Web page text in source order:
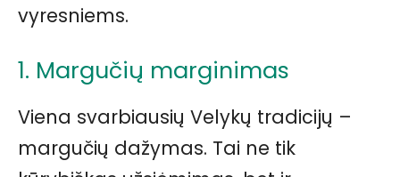
vyresniems.
1. Margučių marginimas
Viena svarbiausių Velykų tradicijų –
margučių dažymas. Tai ne tik